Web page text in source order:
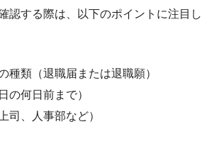
認する際は、以下のポイントに注目し
種類（退職届または退職願）
の何日前まで）
司、人事部など）